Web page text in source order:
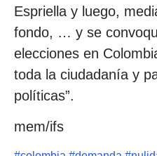
Espriella y luego,
fondo, … y se
elecciones en
toda la ciudadanía y
políticas”.
mem/ifs